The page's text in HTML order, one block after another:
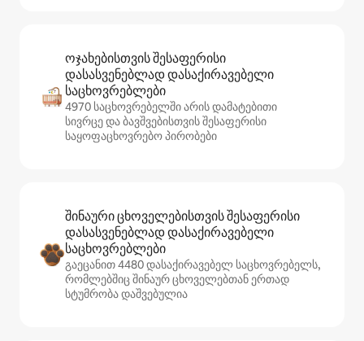
ოჯახებისთვის შესაფერისი
დასასვენებლად დასაქირავებელი
საცხოვრებლები
4970 საცხოვრებელში არის დამატებითი
სივრცე და ბავშვებისთვის შესაფერისი
საყოფაცხოვრებო პირობები
შინაური ცხოველებისთვის შესაფერისი
დასასვენებლად დასაქირავებელი
საცხოვრებლები
გაეცანით 4480 დასაქირავებელ საცხოვრებელს,
რომლებშიც შინაურ ცხოველებთან ერთად
სტუმრობა დაშვებულია